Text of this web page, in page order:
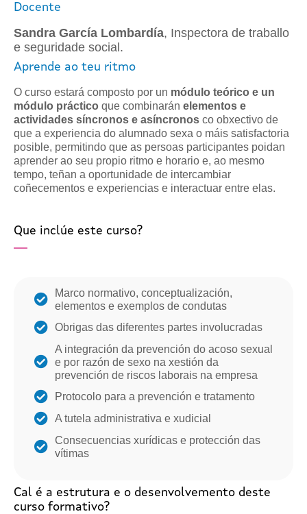
Docente
Sandra García Lombardía, Inspectora de traballo
e seguridade social.
Aprende ao teu ritmo
O curso estará composto por un módulo teórico e un
módulo práctico que combinarán elementos e
actividades síncronos e asíncronos co obxectivo de
que a experiencia do alumnado sexa o máis satisfactoria
posible, permitindo que as persoas participantes poidan
aprender ao seu propio ritmo e horario e, ao mesmo
tempo, teñan a oportunidade de intercambiar
coñecementos e experiencias e interactuar entre elas.
Que inclúe este curso?
Marco normativo, conceptualización,
elementos e exemplos de condutas
Obrigas das diferentes partes involucradas
A integración da prevención do acoso sexual
e por razón de sexo na xestión da
prevención de riscos laborais na empresa
Protocolo para a prevención e tratamento
A tutela administrativa e xudicial
Consecuencias xurídicas e protección das
vítimas
Cal é a estrutura e o desenvolvemento deste
curso formativo?